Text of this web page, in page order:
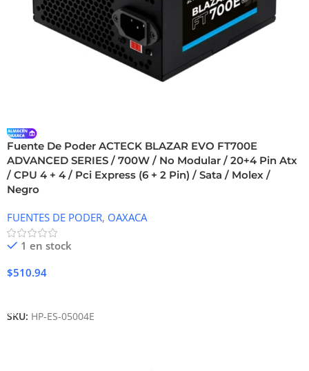
Fuente De Poder ACTECK BLAZAR EVO FT700E
ADVANCED SERIES / 700W / No Modular / 20+4 Pin Atx
/ CPU 4 + 4 / Pci Express (6 + 2 Pin) / Sata / Molex /
Negro
FUENTES DE PODER, OAXACA
1 en stock
$510.94
SKU: HP-ES-05004E